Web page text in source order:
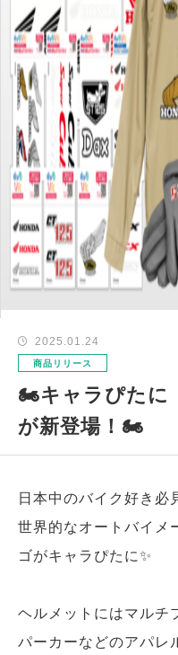
2025.01.24
商品リリース
🏍キャラぴたに
が新登場！🏍
日本中のバイク好き必
世界的なオートバイメ
ゴがキャラぴたに✨
ヘルメットにはマルチ
パーカーなどのアパレ